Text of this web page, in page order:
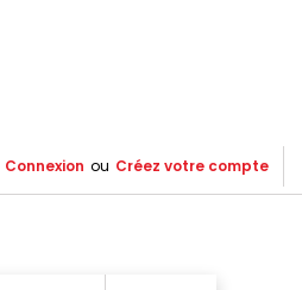
Connexion ou Créez votre compte